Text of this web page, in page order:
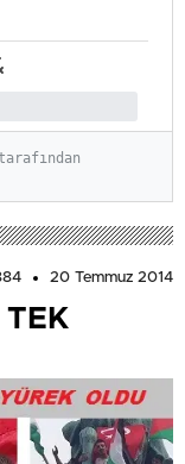
20 Temmuz 2014
TEK